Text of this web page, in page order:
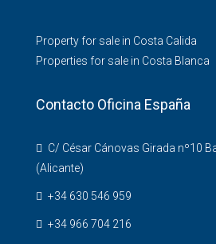
Property for sale in Costa Calida
Properties for sale in Costa Blanca
Contacto Oficina España
C/ César Cánovas Girada nº10
(Alicante)
+34 630 546 959
+34 966 704 216